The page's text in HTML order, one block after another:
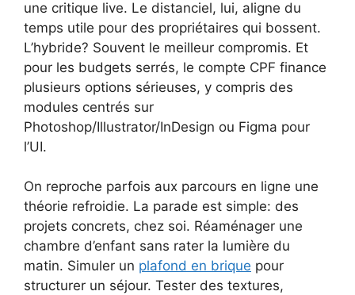
une critique live. Le distanciel, lui, aligne du
temps utile pour des propriétaires qui bossent.
L’hybride? Souvent le meilleur compromis. Et
pour les budgets serrés, le compte CPF finance
plusieurs options sérieuses, y compris des
modules centrés sur
Photoshop/Illustrator/InDesign ou Figma pour
l’UI.
On reproche parfois aux parcours en ligne une
théorie refroidie. La parade est simple: des
projets concrets, chez soi. Réaménager une
chambre d’enfant sans rater la lumière du
matin. Simuler un plafond en brique pour
structurer un séjour. Tester des textures,